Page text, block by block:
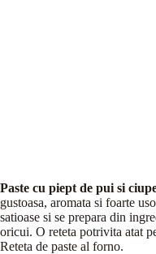
Paste cu piept de pui si
gustoasa, aromata si foarte
satioase si se prepara din
oricui. O reteta potrivita atat
Reteta de paste al forno.